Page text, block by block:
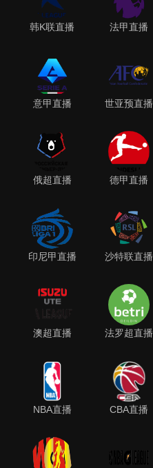
韩K联直播 法甲直播
意甲直播 世亚预直播
俄超直播 德甲直播
印尼甲直播 沙特联直播
澳超直播 法罗超直播
NBA直播 CBA直播